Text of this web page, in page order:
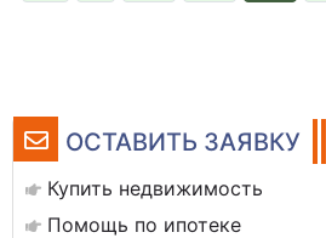
ОСТАВИТЬ ЗАЯВКУ
Купить недвижимость
Помощь по ипотеке